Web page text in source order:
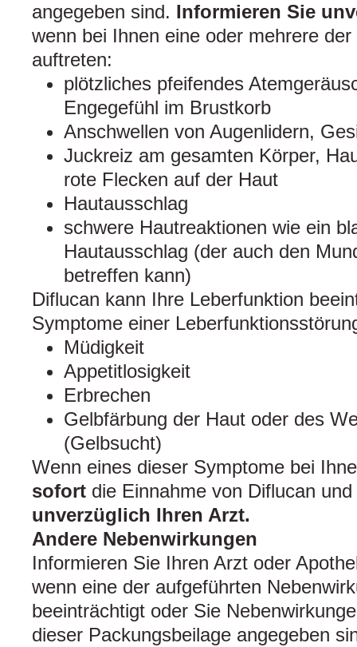
angegeben sind. Informieren Sie
wenn bei Ihnen eine oder mehrere
auftreten:
plötzliches pfeifendes
Engegefühl im Brustkorb
Anschwellen von Augenlidern,
Juckreiz am gesamten Körper,
rote Flecken auf der Haut
Hautausschlag
schwere Hautreaktionen wie ein
Hautausschlag (der auch den
betreffen kann)
Diflucan kann Ihre Leberfunktion
Symptome einer
Müdigkeit
Appetitlosigkeit
Erbrechen
Gelbfärbung der Haut oder des
(Gelbsucht)
Wenn eines dieser Symptome bei
sofort die Einnahme von Diflucan und
unverzüglich Ihren Arzt.
Andere Nebenwirkungen
Informieren Sie Ihren Arzt oder
wenn eine der aufgeführten
beeinträchtigt oder Sie
dieser Packungsbeilage angegeben